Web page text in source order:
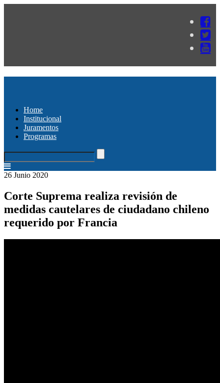
Home
Institucional
Juramentos
Programas
26 Junio 2020
Corte Suprema realiza revisión de
medidas cautelares de ciudadano chileno
requerido por Francia